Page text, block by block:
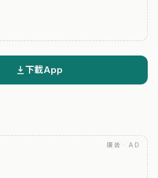
下載App
廣告 · AD